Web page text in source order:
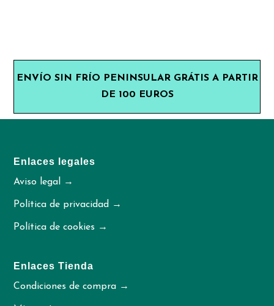
ENVÍO SIN FRÍO PENINSULAR GRÁTIS A PARTIR
DE 100 EUROS
Enlaces legales
Aviso legal →
Política de privacidad →
Política de cookies →
Enlaces Tienda
Condiciones de compra →